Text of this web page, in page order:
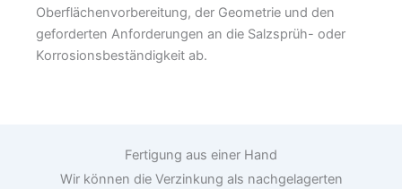
Oberflächenvorbereitung, der Geometrie und den
geforderten Anforderungen an die Salzsprüh- oder
Korrosionsbeständigkeit ab.
Fertigung aus einer Hand
Wir können die Verzinkung als nachgelagerten